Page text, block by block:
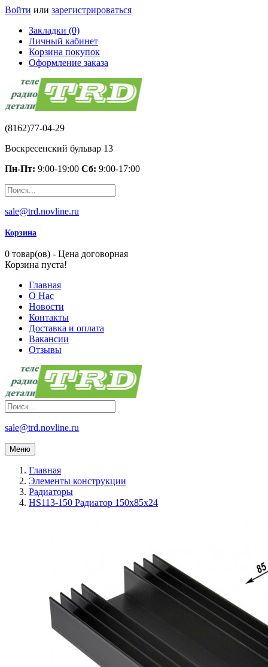
Войти или зарегистрироваться
Закладки (0)
Личный кабинет
Корзина покупок
Оформление заказа
(8162)77-04-29
Воскресенский бульвар 13
Пн-Пт: 9:00-19:00 Сб: 9:00-17:00
sale@trd.novline.ru
Корзина
0 товар(ов) - Цена договорная
Корзина пуста!
Главная
О Нас
Новости
Контакты
Доставка и оплата
Вакансии
Отзывы
sale@trd.novline.ru
Меню
Главная
Элементы конструкции
Радиаторы
HS113-150 Радиатор 150х85х24